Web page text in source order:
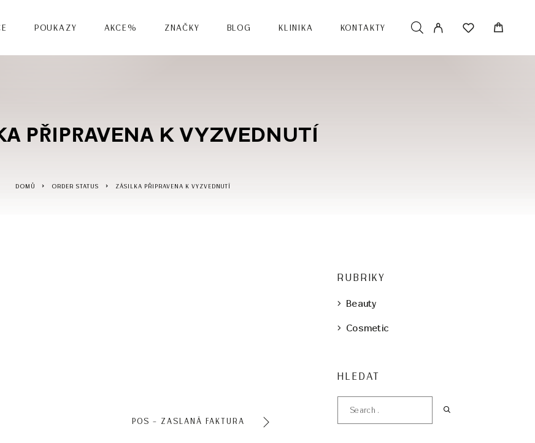
POUKAZY AKCE% ZNAČKY BLOG KLINIKA KONTAKTY
PŘIPRAVENA K VYZVEDNUTÍ
DOMŮ ORDER STATUS ZÁSILKA PŘIPRAVENA K VYZVEDNUTÍ
POS – ZASLANÁ FAKTURA
RUBRIKY
Beauty
Cosmetic
HLEDAT